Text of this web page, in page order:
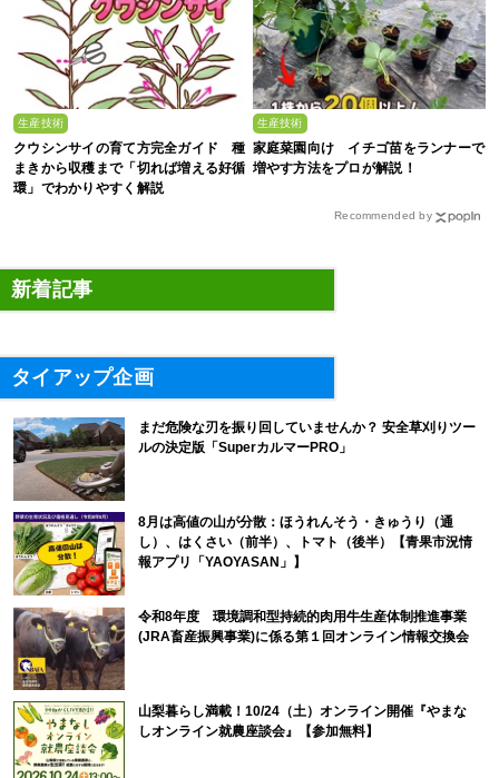
生産技術
クウシンサイの育て方完全ガイド 種
まきから収穫まで「切れば増える好循
環」でわかりやすく解説
生産技術
家庭菜園向け イチゴ苗をランナーで
増やす方法をプロが解説！
Recommended by
新着記事
タイアップ企画
まだ危険な刃を振り回していませんか？ 安全草刈りツー
ルの決定版「SuperカルマーPRO」
8月は高値の山が分散：ほうれんそう・きゅうり（通
し）、はくさい（前半）、トマト（後半）【青果市況情
報アプリ「YAOYASAN」】
令和8年度 環境調和型持続的肉用牛生産体制推進事業
(JRA畜産振興事業)に係る第１回オンライン情報交換会
山梨暮らし満載！10/24（土）オンライン開催『やまな
しオンライン就農座談会』【参加無料】